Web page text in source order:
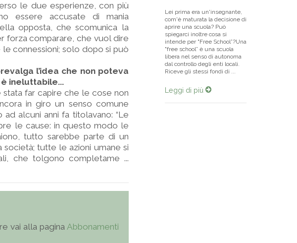
le due esperienze, con più
essere accusate di mania
opposta, che scomunica la
forza comparare, che vuol dire
connessioni; solo dopo si può
l’idea che non poteva
ineluttabile...
stata far capire che le cose non
in giro un senso comune
alcuni anni fa titolavano: “Le
le cause: in questo modo le
tutto sarebbe parte di un
società; tutte le azioni umane si
che tolgono completame ...
vai alla paginaAbbonamenti
Lei prima era un'insegnante,
com'è maturata la decisione di
aprire una scuola? Può
spiegarci inoltre cosa si
intende per "Free School”?Una
"free school” è una scuola
libera nel senso di autonoma
dal controllo degli enti locali.
Riceve gli stessi fondi di ...
Leggi di più